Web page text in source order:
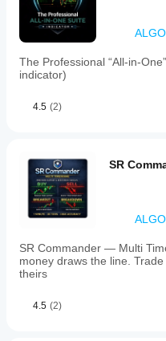
The Professional “All-in-
indicator)
4.5 (2)
SR
SR Commander — Multi
money draws the line.
theirs
4.5 (2)